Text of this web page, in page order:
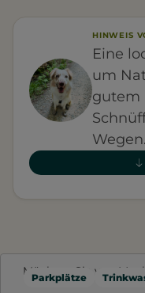
HINWEIS
Eine
um
gutem
Wegen.
Parkplätze
Möchten Sie von